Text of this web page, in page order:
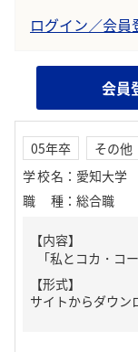
ログイン／会員
会員
05年卒 その他
学校名 ： 愛知大学
職種 ： 総合職
【内容】
「私とコカ・コ
【形式】
サイトからダウン